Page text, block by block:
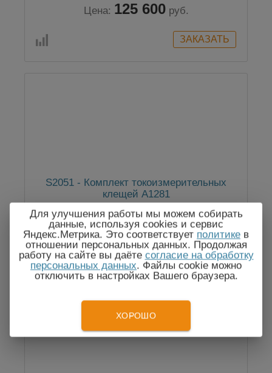
Цена: 125 600 руб.
S2051 - Комплект токоизмерительных
клещей А1281
Цена: 284 100 руб.
Для улучшения работы мы можем собирать
данные, используя cookies и сервис
Яндекс.Метрика. Это соответствует политике в
отношении персональных данных. Продолжая
работу на сайте вы даёте согласие на обработку
персональных данных. Файлы cookie можно
отключить в настройках Вашего браузера.
ХОРОШО